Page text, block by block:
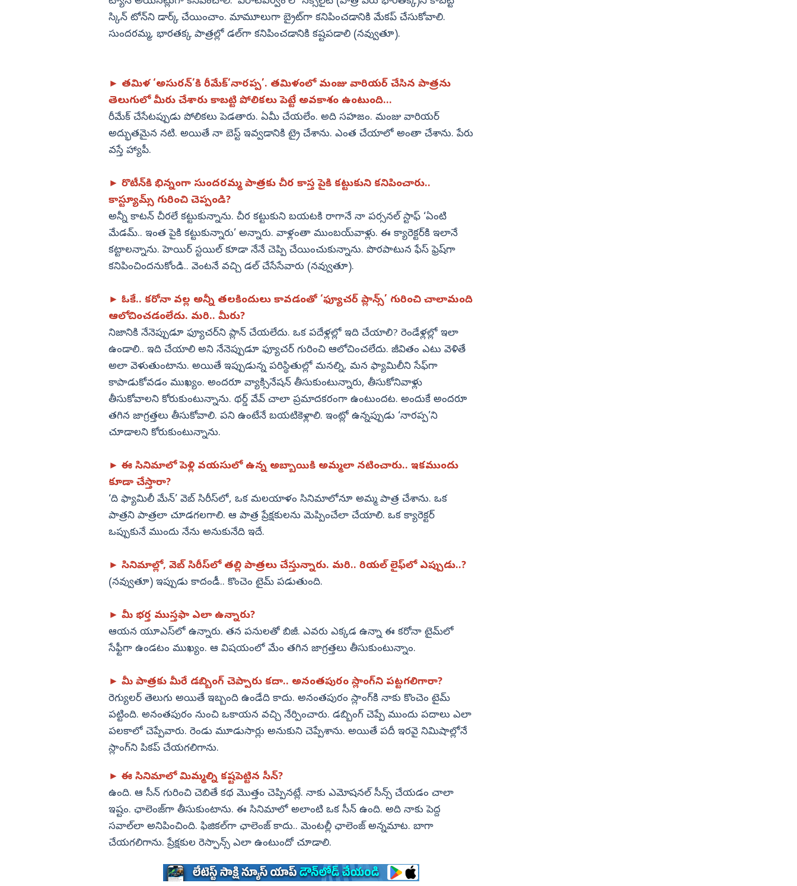
స్కిన్‌ టోన్‌ని డార్క్‌ చేయించాం. మామూలుగా బ్రైట్‌గా కనిపించడానికి మేకప్‌ చేసుకోవాలి.
సుందరమ్మ, భారతక్క పాత్రల్లో డల్‌గా కనిపించడానికి కష్టపడాలి (నవ్వుతూ).
► తమిళ ‘అసురన్‌’కి రీమేక్‌‘నారప్ప’. తమిళంలో మంజు వారియర్‌ చేసిన పాత్రను
తెలుగులో మీరు చేశారు కాబట్టి పోలికలు పెట్టే అవకాశం ఉంటుంది...
రీమేక్‌ చేసేటప్పుడు పోలికలు పెడతారు. ఏమీ చేయలేం. అది సహజం. మంజు వారియర్‌
అద్భుతమైన నటి. అయితే నా బెస్ట్‌ ఇవ్వడానికి ట్రై చేశాను. ఎంత చేయాలో అంతా చేశాను. పేరు
వస్తే హ్యాపీ.
► రొటీన్‌కి భిన్నంగా సుందరమ్మ పాత్రకు చీర కాస్త పైకి కట్టుకుని కనిపించారు..
కాస్ట్యూమ్స్‌ గురించి చెప్పండి?
అన్నీ కాటన్‌ చీరలే కట్టుకున్నాను. చీర కట్టుకుని బయటకి రాగానే నా పర్సనల్‌ స్టాఫ్‌ ‘ఏంటి
మేడమ్‌.. ఇంత పైకి కట్టుకున్నారు’ అన్నారు. వాళ్లంతా ముంబయ్‌వాళ్లు. ఈ క్యారెక్టర్‌కి ఇలానే
కట్టాలన్నాను. హెయిర్‌ స్టయిల్‌ కూడా నేనే చెప్పి చేయించుకున్నాను. పొరపాటున ఫేస్‌ ఫ్రెష్‌గా
కనిపించిందనుకోండి.. వెంటనే వచ్చి డల్‌ చేసేసేవారు (నవ్వుతూ).
► ఓకే.. కరోనా వల్ల అన్నీ తలకిందులు కావడంతో ‘ఫ్యూచర్‌ ప్లాన్స్‌’ గురించి చాలామంది
ఆలోచించడంలేదు. మరి.. మీరు?
నిజానికి నేనెప్పుడూ ఫ్యూచర్‌ని ప్లాన్‌ చేయలేదు. ఒక పదేళ్లల్లో ఇది చేయాలి? రెండేళ్లల్లో ఇలా
ఉండాలి.. ఇది చేయాలి అని నేనెప్పుడూ ఫ్యూచర్‌ గురించి ఆలోచించలేదు. జీవితం ఎటు వెళితే
అలా వెళుతుంటాను. అయితే ఇప్పుడున్న పరిస్థితుల్లో మనల్ని, మన ఫ్యామిలీని సేఫ్‌గా
కాపాడుకోవడం ముఖ్యం. అందరూ వ్యాక్సినేషన్‌ తీసుకుంటున్నారు, తీసుకోనివాళ్లు
తీసుకోవాలని కోరుకుంటున్నాను. థర్డ్‌ వేవ్‌ చాలా ప్రమాదకరంగా ఉంటుందట. అందుకే అందరూ
తగిన జాగ్రత్తలు తీసుకోవాలి. పని ఉంటేనే బయటికెళ్లాలి. ఇంట్లో ఉన్నప్పుడు ‘నారప్ప’ని
చూడాలని కోరుకుంటున్నాను.
► ఈ సినిమాలో పెళ్లి వయసులో ఉన్న అబ్బాయికి అమ్మలా నటించారు.. ఇకముందు
కూడా చేస్తారా?
‘ది ఫ్యామిలీ మేన్‌’ వెబ్‌ సిరీస్‌లో, ఒక మలయాళం సినిమాలోనూ అమ్మ పాత్ర చేశాను. ఒక
పాత్రని పాత్రలా చూడగలగాలి. ఆ పాత్ర ప్రేక్షకులను మెప్పించేలా చేయాలి. ఒక క్యారెక్టర్‌
ఒప్పుకునే ముందు నేను అనుకునేది ఇదే.
► సినిమాల్లో, వెబ్‌ సిరీస్‌లో తల్లి పాత్రలు చేస్తున్నారు. మరి.. రియల్‌ లైఫ్‌లో ఎప్పుడు..?
(నవ్వుతూ) ఇప్పుడు కాదండీ.. కొంచెం టైమ్‌ పడుతుంది.
► మీ భర్త ముస్తఫా ఎలా ఉన్నారు?
ఆయన యూఎస్‌లో ఉన్నారు. తన పనులతో బిజీ. ఎవరు ఎక్కడ ఉన్నా ఈ కరోనా టైమ్‌లో
సేఫ్టీగా ఉండటం ముఖ్యం. ఆ విషయంలో మేం తగిన జాగ్రత్తలు తీసుకుంటున్నాం.
► మీ పాత్రకు మీరే డబ్బింగ్‌ చెప్పారు కదా.. అనంతపురం స్లాంగ్‌ని పట్టగలిగారా?
రెగ్యులర్‌ తెలుగు అయితే ఇబ్బంది ఉండేది కాదు. అనంతపురం స్లాంగ్‌కి నాకు కొంచెం టైమ్‌
పట్టింది. అనంతపురం నుంచి ఒకాయన వచ్చి నేర్పించారు. డబ్బింగ్‌ చెప్పే ముందు పదాలు ఎలా
పలకాలో చెప్పేవారు. రెండు మూడుసార్లు అనుకుని చెప్పేశాను. అయితే పదీ ఇరవై నిమిషాల్లోనే
స్లాంగ్‌ని పికప్‌ చేయగలిగాను.
► ఈ సినిమాలో మిమ్మల్ని కష్టపెట్టిన సీన్‌?
ఉంది. ఆ సీన్‌ గురించి చెబితే కథ మొత్తం చెప్పినట్లే. నాకు ఎమోషనల్‌ సీన్స్‌ చేయడం చాలా
ఇష్టం. ఛాలెంజ్‌గా తీసుకుంటాను. ఈ సినిమాలో అలాంటి ఒక సీన్‌ ఉంది. అది నాకు పెద్ద
సవాల్‌లా అనిపించింది. ఫిజికల్‌గా ఛాలెంజ్‌ కాదు.. మెంటల్లీ ఛాలెంజ్‌ అన్నమాట. బాగా
చేయగలిగాను. ప్రేక్షకుల రెస్పాన్స్‌ ఎలా ఉంటుందో చూడాలి.